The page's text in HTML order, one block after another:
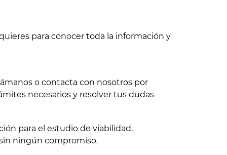
para conocer toda la información y
o contacta con nosotros por
necesarios y resolver tus dudas
para el estudio de viabilidad,
ningún compromiso.